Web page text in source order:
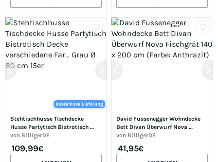
kostenlose Lieferung
Stehtischhusse Tischdecke
Husse Partytisch Bistrotisch
Decke verschiedene Far... Grau Ø
von BilligerDE
109,99€
David Fussenegger Wohndecke
Bett Divan Überwurf Nova
Fischgrät 140 x 200 cm (Farbe:
von BilligerDE
41,95€